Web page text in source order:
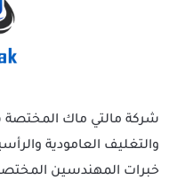
شركة مالتي ماك المختصة
والتغليف العامودية
خبرات المهندسين